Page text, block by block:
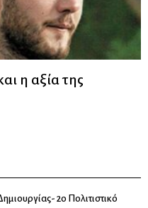
η αξία της
2ο Πολιτιστικό